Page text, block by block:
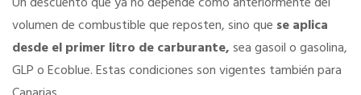
SERVICIOS
Ventajas para mujeres, jóvenes y mayores de 55
volumen de combustible que reposten, sino que se aplica
desde el primer litro de carburante,sea gasoil o gasolina,
GLP o Ecoblue. Estas condiciones son vigentes también para